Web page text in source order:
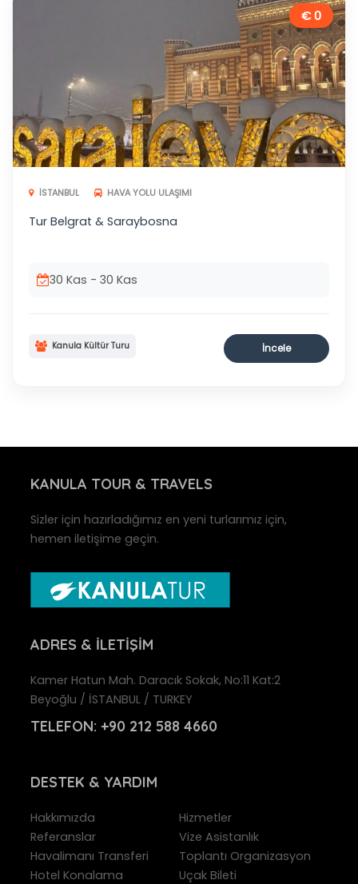
€ 0
İSTANBUL HAVA YOLU ULAŞIMI
Tur Belgrat & Saraybosna
30 Kas - 30 Kas
Kanula Kültür Turu İncele
KANULA TOUR & TRAVELS
Sizler için hazırladığımız en yeni turlarımız için,
hemen iletişime geçin.
ADRES & İLETIŞIM
Kamer Hatun Mah. Daracık Sokak, No:11 Kat:2
Beyoğlu / İSTANBUL / TURKEY
TELEFON: +90 212 588 4660
DESTEK & YARDIM
Hakkımızda
Hizmetler
Referanslar
Vize Asistanlık
Havalimanı Transferi
Toplantı Organizasyon
Hotel Konalama
Uçak Bileti